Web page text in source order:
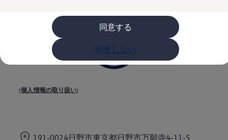
同意する
同意しない
オファー
Golf お乗り換えを10万円補助
Tiguan 購入後、5年間の安心サポートが無償
Golf Variant お乗り換えを10万円補助
Volkswagenアンバサダープログラム
ファイナンシャルサービス
フォルクスワーゲン自動車保険プラス
Volkswagen Card
カスタマーポータル 登録・ログイン
(個人情報の取り扱い)
191-0024日野市東京都日野市万願寺4-11-5